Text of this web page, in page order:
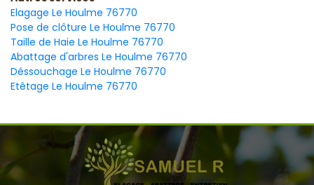
Elagage Le Houlme 76770
Pose de clôture Le Houlme 76770
Taille de Haie Le Houlme 76770
Abattage d'arbres Le Houlme 76770
Déssouchage Le Houlme 76770
Etêtage Le Houlme 76770